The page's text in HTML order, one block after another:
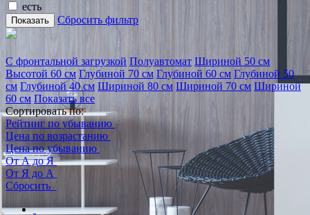
есть
Показать Сбросить фильтр
С фронтальной загрузкой Полуавтомат Шириной 50 см
Высотой 60 см Глубиной 70 см Глубиной 60 см Глубиной 50
см Глубиной 40 см Шириной 80 см Шириной 70 см Шириной
60 см Показать все
Сортировать по:
Рейтинг по убыванию
Цена по возрастанию
Цена по убыванию
От А до Я
От Я до А
Сбросить